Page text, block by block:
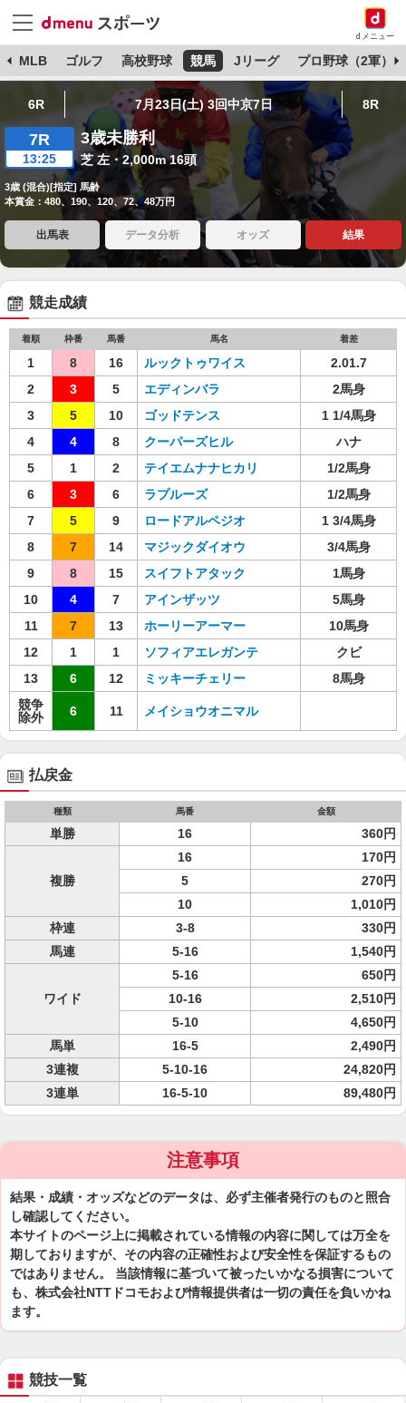
dメニュー
MLB ゴルフ 高校野球 競馬 Jリーグ プロ野球（2軍）
6R 7月23日(土) 3回中京7日 8R
7R
13:25
3歳未勝利
芝 左・2,000m 16頭
3歳 (混合)[指定] 馬齢
本賞金：480、190、120、72、48万円
出馬表 データ分析 オッズ 結果
競走成績
着順 枠番 馬番 馬名 着差
1 8 16 ルックトゥワイス
2.01.7
2
3 5 エディンバラ
2馬身
3
5 10 ゴッドテンス
1 1/4馬身
4
4 8 クーパーズヒル
ハナ
5
1 2 テイエムナナヒカリ
1/2馬身
6
3 6 ラプルーズ
1/2馬身
7
5 9 ロードアルペジオ
1 3/4馬身
8
7 14 マジックダイオウ
3/4馬身
9
8 15 スイフトアタック
1馬身
10
4 7 アインザッツ
5馬身
11
7 13 ホーリーアーマー
10馬身
12
1 1 ソフィアエレガンテ
クビ
13
6 12 ミッキーチェリー
8馬身
競争
除外
6 11 メイショウオニマル
払戻金
種類 馬番 金額
単勝 16 360円
複勝
16
170円
5
270円
10
1,010円
枠連
3-8
330円
馬連
5-16 1,540円
ワイド
5-16
650円
10-16
2,510円
5-10
4,650円
馬単
16-5
2,490円
3連複
5-10-16
24,820円
3連単
16-5-10 89,480円
注意事項
結果・成績・オッズなどのデータは、必ず主催者発行のものと照合
し確認してください。
本サイトのページ上に掲載されている情報の内容に関しては万全を
期しておりますが、その内容の正確性および安全性を保証するもの
ではありません。 当該情報に基づいて被ったいかなる損害について
も、株式会社NTTドコモおよび情報提供者は一切の責任を負いかね
ます。
競技一覧